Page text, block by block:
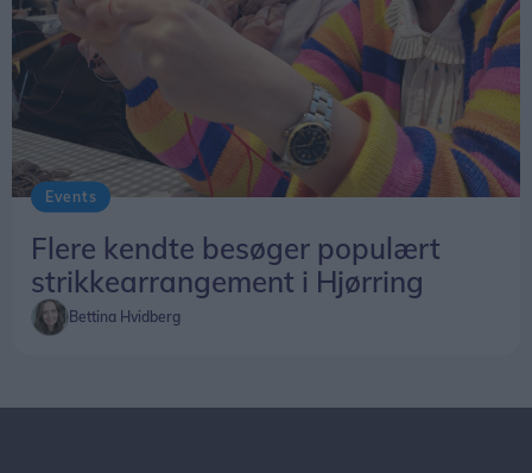
Events
Flere kendte besøger populært
strikkearrangement i Hjørring
Bettina Hvidberg